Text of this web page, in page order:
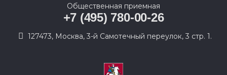
Общественная приемная
+7 (495) 780-00-26
127473, Москва, 3-й Самотечный переулок, 3 стр. 1.